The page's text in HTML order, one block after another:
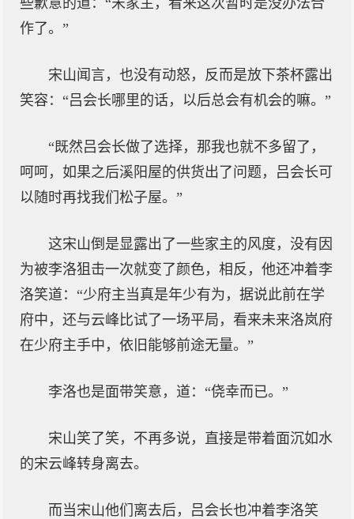
些歉意的道：“宋家主，看来这次暂时是没办法合
作了。”
宋山闻言，也没有动怒，反而是放下茶杯露出
笑容：“吕会长哪里的话，以后总会有机会的嘛。”
“既然吕会长做了选择，那我也就不多留了，
呵呵，如果之后溪阳屋的供货出了问题，吕会长可
以随时再找我们松子屋。”
这宋山倒是显露出了一些家主的风度，没有因
为被李洛狙击一次就变了颜色，相反，他还冲着李
洛笑道：“少府主当真是年少有为，据说此前在学
府中，还与云峰比试了一场平局，看来未来洛岚府
在少府主手中，依旧能够前途无量。”
李洛也是面带笑意，道：“侥幸而已。”
宋山笑了笑，不再多说，直接是带着面沉如水
的宋云峰转身离去。
而当宋山他们离去后，吕会长也冲着李洛笑